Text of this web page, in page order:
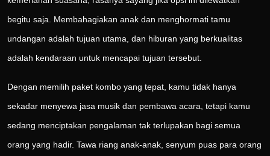
begitu saja. Membahagiakan anak dan menghormati tamu
undangan adalah tujuan utama, dan hiburan yang berkualitas
adalah kendaraan untuk mencapai tujuan tersebut.
Dengan memilih paket kombo yang tepat, kamu tidak hanya
sekadar menyewa jasa musik dan pembawa acara, tetapi kamu
sedang menciptakan pengalaman tak terlupakan bagi semua
orang yang hadir. Tawa riang anak-anak, senyum puas para orang